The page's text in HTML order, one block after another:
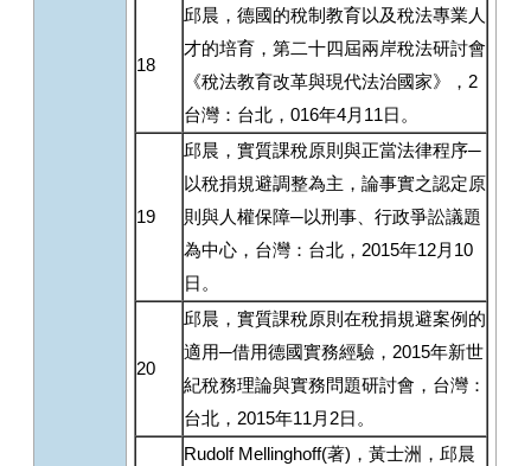
18
邱晨，德國的稅制教育以及稅法專業人
才的培育，第二十四屆兩岸稅法研討會
《稅法教育改革與現代法治國家》，2
台灣：台北，016年4月11日。
19
邱晨，實質課稅原則與正當法律程序─
以稅捐規避調整為主，論事實之認定原
則與人權保障─以刑事、行政爭訟議題
為中心，台灣：台北，2015年12月10
日。
20
邱晨，實質課稅原則在稅捐規避案例的
適用─借用德國實務經驗，2015年新世
紀稅務理論與實務問題研討會，台灣：
台北，2015年11月2日。
Rudolf Mellinghoff(著)，黃士洲，邱晨